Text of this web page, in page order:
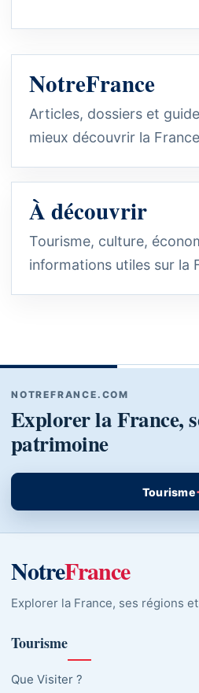
NotreFrance
Articles, dossiers et
mieux découvrir la
À découvrir
Tourisme, culture,
informations utiles sur la
NOTREFRANCE.COM
Explorer la France,
patrimoine
Tourisme
NotreFrance
Explorer la France, ses régions
Tourisme
Que Visiter ?